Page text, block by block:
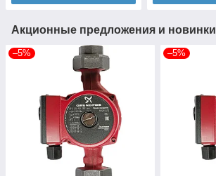
Акционные предложения и новинки
–5% –5%